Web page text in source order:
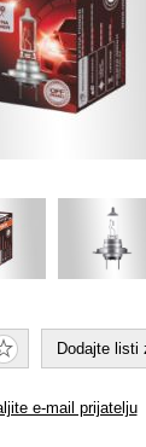
Dodajte listi
e-mail prijatelju